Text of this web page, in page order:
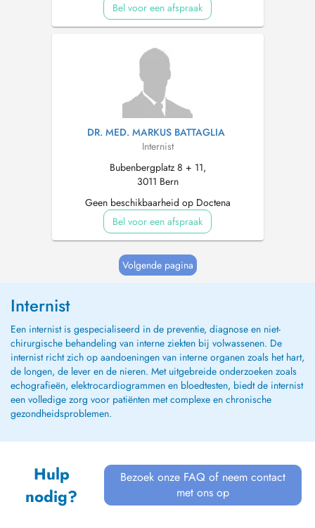
Bel voor een afspraak
DR. MED. MARKUS BATTAGLIA
Internist
Bubenbergplatz 8 + 11,
3011 Bern
Geen beschikbaarheid op Doctena
Bel voor een afspraak
Volgende pagina
Internist
Een internist is gespecialiseerd in de preventie, diagnose en niet-
chirurgische behandeling van interne ziekten bij volwassenen. De
internist richt zich op aandoeningen van interne organen zoals het hart,
de longen, de lever en de nieren. Met uitgebreide onderzoeken zoals
echografieën, elektrocardiogrammen en bloedtesten, biedt de internist
een volledige zorg voor patiënten met complexe en chronische
gezondheidsproblemen.
Hulp
nodig?
Bezoek onze FAQ of neem contact
met ons op